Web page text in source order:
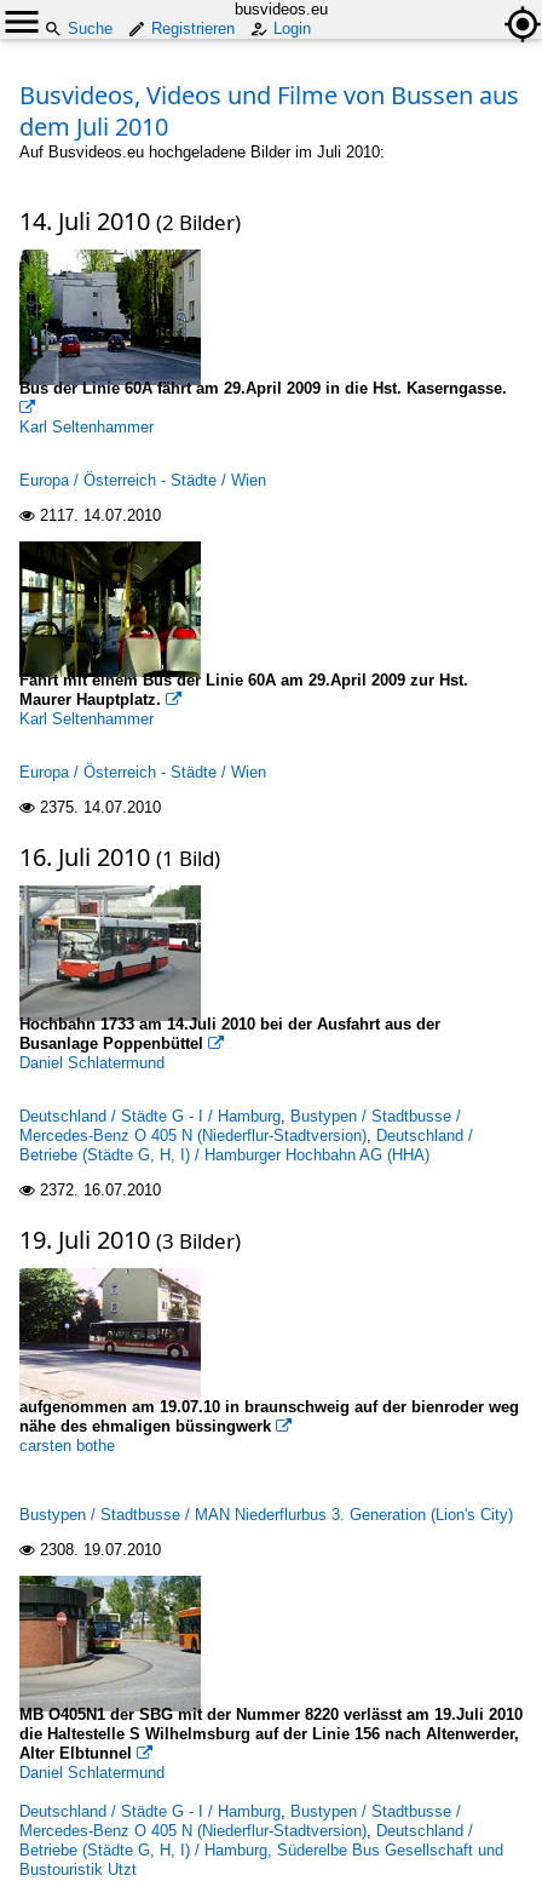
busvideos.eu
Suche
Registrieren Login
Busvideos, Videos und Filme von Bussen aus
dem Juli 2010
Auf Busvideos.eu hochgeladene Bilder im Juli 2010:
14. Juli 2010 (2 Bilder)
Bus der Linie 60A fährt am 29.April 2009 in die Hst. Kaserngasse.

Karl Seltenhammer
Europa / Österreich - Städte / Wien
 2117. 14.07.2010
Fahrt mit einem Bus der Linie 60A am 29.April 2009 zur Hst.
Maurer Hauptplatz. 
Karl Seltenhammer
Europa / Österreich - Städte / Wien
 2375. 14.07.2010
16. Juli 2010 (1 Bild)
Hochbahn 1733 am 14.Juli 2010 bei der Ausfahrt aus der
Busanlage Poppenbüttel

Daniel Schlatermund
Deutschland / Städte G - I / Hamburg, Bustypen / Stadtbusse /
Mercedes-Benz O 405 N (Niederflur-Stadtversion), Deutschland /
Betriebe (Städte G, H, I) / Hamburger Hochbahn AG (HHA)
 2372. 16.07.2010
19. Juli 2010 (3 Bilder)
aufgenommen am 19.07.10 in braunschweig auf der bienroder weg
nähe des ehmaligen büssingwerk 
carsten bothe
Bustypen / Stadtbusse / MAN Niederflurbus 3. Generation (Lion's City)
 2308. 19.07.2010
MB O405N1 der SBG mit der Nummer 8220 verlässt am 19.Juli 2010
die Haltestelle S Wilhelmsburg auf der Linie 156 nach Altenwerder,
Alter Elbtunnel

Daniel Schlatermund
Deutschland / Städte G - I / Hamburg, Bustypen / Stadtbusse /
Mercedes-Benz O 405 N (Niederflur-Stadtversion), Deutschland /
Betriebe (Städte G, H, I) / Hamburg, Süderelbe Bus Gesellschaft und
Bustouristik Utzt